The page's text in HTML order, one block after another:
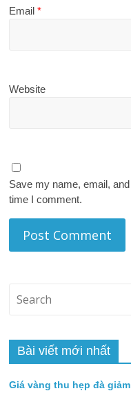
Email*
Website
Save my name, email,
time I comment.
Bài viết mới nhất
Giá vàng thu hẹp đà